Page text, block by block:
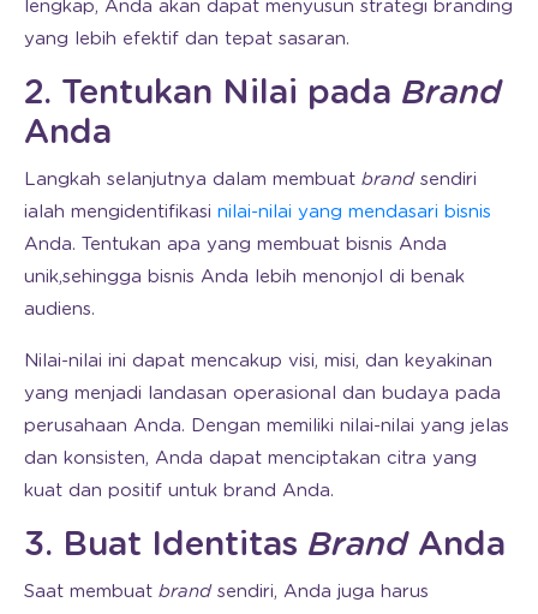
lengkap, Anda akan dapat menyusun strategi branding
yang lebih efektif dan tepat sasaran.
2. Tentukan Nilai pada Brand
Anda
Langkah selanjutnya dalam membuat brand sendiri
ialah mengidentifikasi nilai-nilai yang mendasari bisnis
Anda. Tentukan apa yang membuat bisnis Anda
unik,sehingga bisnis Anda lebih menonjol di benak
audiens.
Nilai-nilai ini dapat mencakup visi, misi, dan keyakinan
yang menjadi landasan operasional dan budaya pada
perusahaan Anda. Dengan memiliki nilai-nilai yang jelas
dan konsisten, Anda dapat menciptakan citra yang
kuat dan positif untuk brand Anda.
3. Buat Identitas BrandAnda
Saat membuat brand sendiri, Anda juga harus